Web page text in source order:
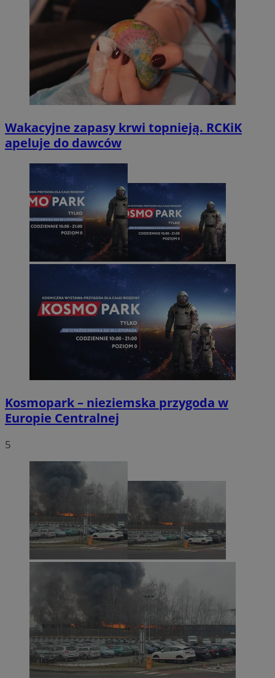
Wakacyjne zapasy krwi topnieją. RCKiK
apeluje do dawców
Kosmopark – nieziemska przygoda w
Europie Centralnej
5